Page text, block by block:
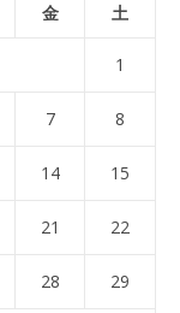
金 土
1
7 8
14 15
21 22
28 29